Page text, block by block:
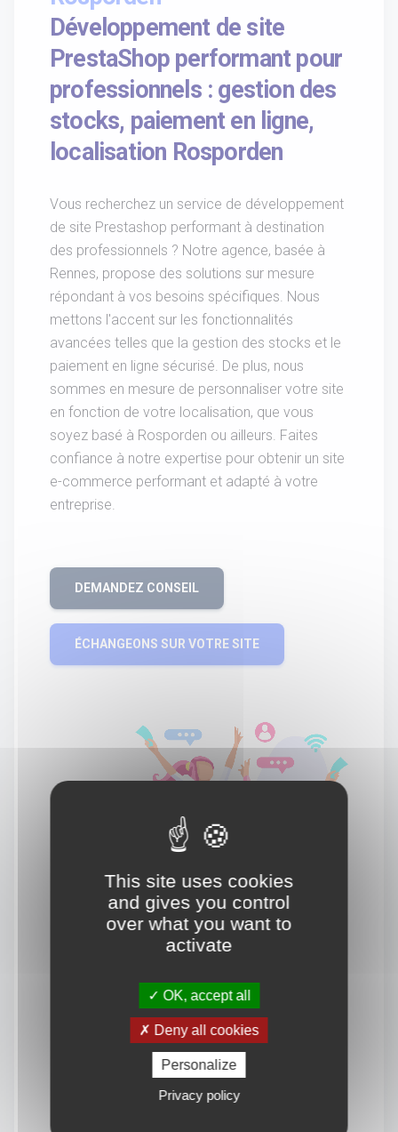
Développement de site
PrestaShop performant pour
professionnels : gestion des
stocks, paiement en ligne,
localisation Rosporden
Vous recherchez un service de développement
de site Prestashop performant à destination
des professionnels ? Notre agence, basée à
Rennes, propose des solutions sur mesure
répondant à vos besoins spécifiques. Nous
mettons l'accent sur les fonctionnalités
avancées telles que la gestion des stocks et le
paiement en ligne sécurisé. De plus, nous
sommes en mesure de personnaliser votre site
en fonction de votre localisation, que vous
soyez basé à Rosporden ou ailleurs. Faites
confiance à notre expertise pour obtenir un site
e-commerce performant et adapté à votre
entreprise.
DEMANDEZ CONSEIL
ÉCHANGEONS SUR VOTRE SITE
This site uses cookies
and gives you control
over what you want to
activate
OK, accept all
Deny all cookies
Personalize
Privacy policy